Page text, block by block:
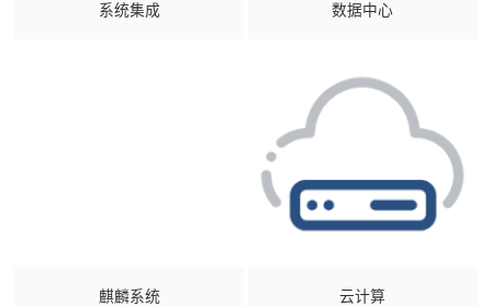
系统集成 数据中心
麒麟系统 云计算